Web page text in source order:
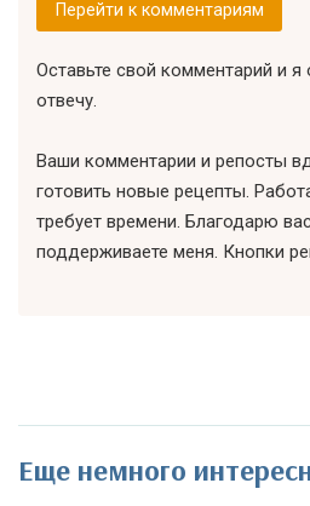
Перейти к комментариям
Оставьте свой комментарий и я
отвечу.
Ваши комментарии и репосты
готовить новые рецепты.
требует времени. Благодарю
поддерживаете меня. Кнопки
Еще немного